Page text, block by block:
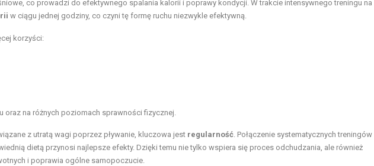
co prowadzi do efektywnego spalania kalorii i poprawy kondycji. W trakcie intensywnego treningu na
w ciągu jednej godziny, co czyni tę formę ruchu niezwykle efektywną.
korzyści:
oraz na różnych poziomach sprawności fizycznej.
z utratą wagi poprzez pływanie, kluczowa jest regularność. Połączenie systematycznych treningów
dietą przynosi najlepsze efekty. Dzięki temu nie tylko wspiera się proces odchudzania, ale również
i poprawia ogólne samopoczucie.